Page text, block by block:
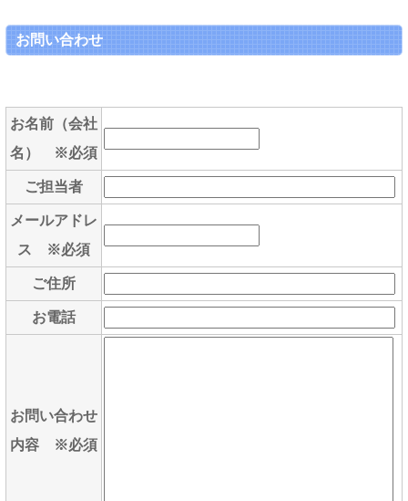
お問い合わせ
お名前（会社
名） ※必須
ご担当者
メールアドレ
ス ※必須
ご住所
お電話
お問い合わせ
内容 ※必須